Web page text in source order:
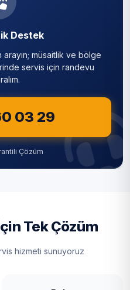
Destek
arayın; müsaitlik ve bölge
servis için randevu
03 29
Çözüm
Tek Çözüm
hizmeti sunuyoruz